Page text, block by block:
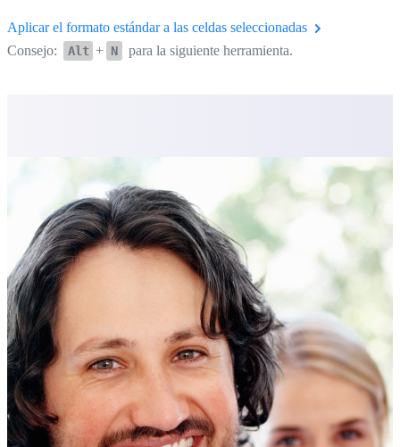
Aplicar el formato estándar a las celdas seleccionadas
Consejo:
Alt + N para la siguiente herramienta.